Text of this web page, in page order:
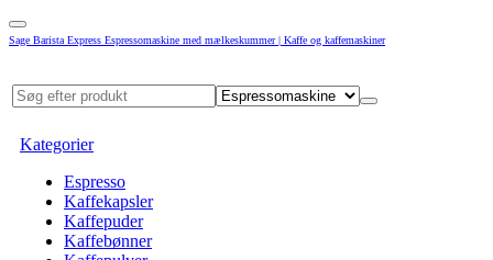
Sage Barista Express Espressomaskine med mælkeskummer | Kaffe og kaffemaskiner
Kategorier
Espresso
Kaffekapsler
Kaffepuder
Kaffebønner